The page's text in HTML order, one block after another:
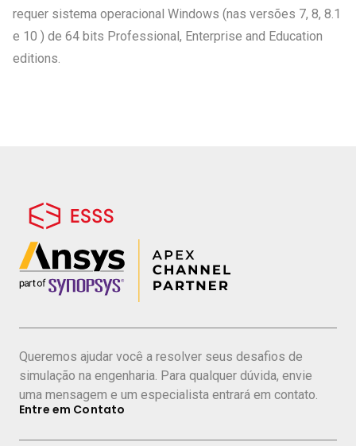
requer sistema operacional Windows (nas versões 7, 8, 8.1
e 10 ) de 64 bits Professional, Enterprise and Education
editions.
Queremos ajudar você a resolver seus desafios de
simulação na engenharia. Para qualquer dúvida, envie
uma mensagem e um especialista entrará em contato.
Entre em Contato